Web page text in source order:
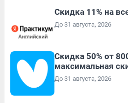
Скидка 11% на
До 31 августа, 2026
Скидка 50% от
максимальная
До 31 августа, 2026